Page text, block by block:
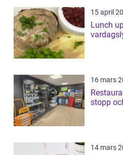
15 april
Lunch uppsala
16 mars
Restaurang
stopp
14 mars